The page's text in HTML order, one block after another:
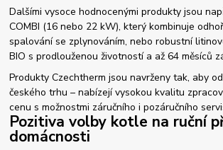
Dalšími vysoce hodnocenými produkty jsou
COMBI (16 nebo 22 kW), který kombinuje
spalování se zplynováním, nebo robustní
BIO s prodlouženou životností a až 64 měsíců
Produkty Czechtherm jsou navrženy tak, aby
českého trhu – nabízejí vysokou kvalitu
cenu s možnostmi záručního i pozáručního
Pozitiva volby kotle na ruční
domácnosti